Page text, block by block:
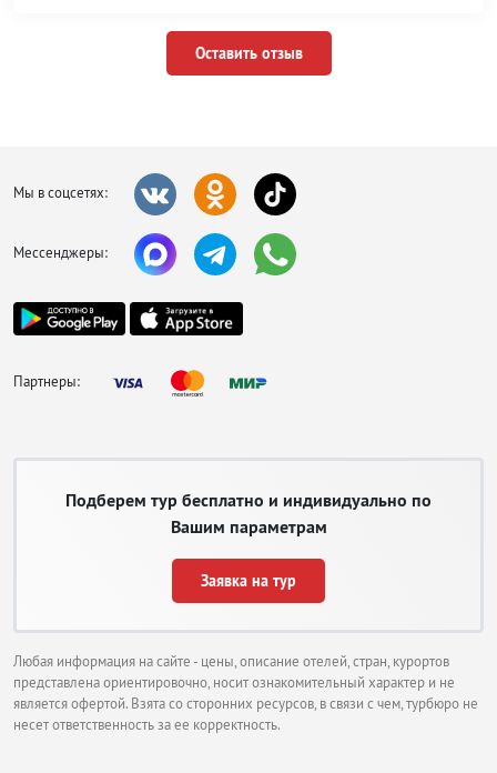
Оставить отзыв
Мы в соцсетях:
Мессенджеры:
Партнеры:
Подберем тур бесплатно и индивидуально по
Вашим параметрам
Заявка на тур
Любая информация на сайте - цены, описание отелей, стран, курортов
представлена ориентировочно, носит ознакомительный характер и не
является офертой. Взята со сторонних ресурсов, в связи с чем, турбюро не
несет ответственность за ее корректность.